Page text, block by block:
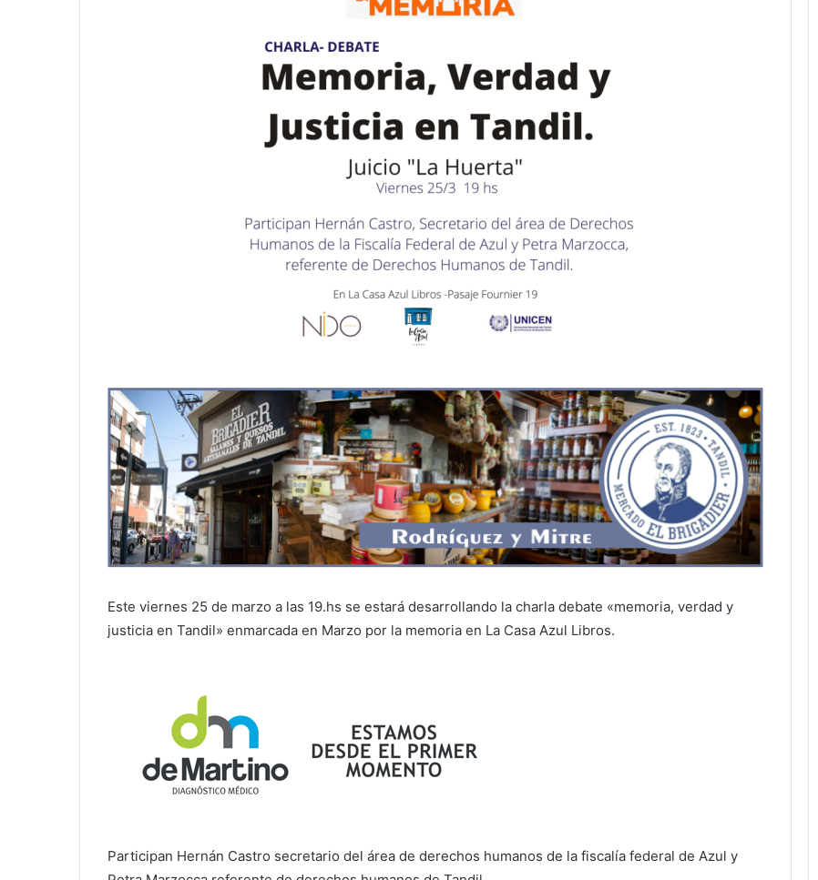
Este viernes 25 de marzo a las 19.hs se estará desarrollando la charla debate «memoria, verdad y
justicia en Tandil» enmarcada en Marzo por la memoria en La Casa Azul Libros.
Participan Hernán Castro secretario del área de derechos humanos de la fiscalía federal de Azul y